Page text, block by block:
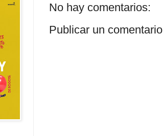
No hay comentarios:
Publicar un comentario